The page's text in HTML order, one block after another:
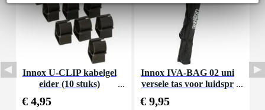
Innox U-CLIP kabelgel
eider (10 stuks)
€ 4,95
Innox IVA-BAG 02 uni
versele tas voor luidspr
€ 9,95